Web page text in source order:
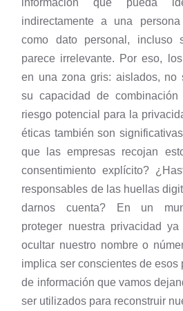
indirectamente a una
como dato personal, incluso
parece irrelevante. Por eso,
en una zona gris: aislados, no
su capacidad de
riesgo potencial para la
éticas también son
que las empresas recojan
consentimiento explícito?
responsables de las huellas
darnos cuenta? En un
proteger nuestra privacidad
ocultar nuestro nombre o
implica ser conscientes de esos
de información que vamos
ser utilizados para reconstruir